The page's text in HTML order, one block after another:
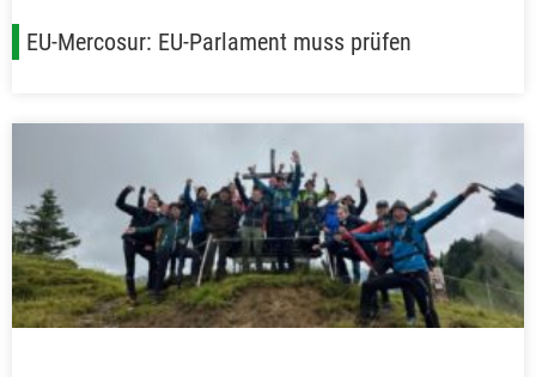
EU-Mercosur: EU-Parlament muss prüfen